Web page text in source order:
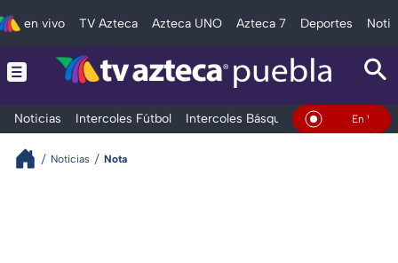
en vivo TV Azteca Azteca UNO Azteca 7 Deportes
Noticias Intercoles Fútbol Intercoles Básquetbol Deportes
En Vivo
Noticias Nota